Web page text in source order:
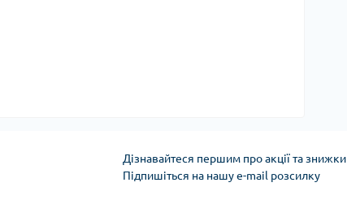
Дізнавайтеся першим про акції та знижки
Підпишіться на нашу e-mail розсилку